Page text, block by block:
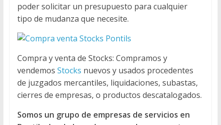
poder solicitar un presupuesto para cualquier
tipo de mudanza que necesite.
Compra y venta de Stocks: Compramos y
vendemos Stocks nuevos y usados procedentes
de juzgados mercantiles, liquidaciones, subastas,
cierres de empresas, o productos descatalogados.
Somos un grupo de empresas de servicios en